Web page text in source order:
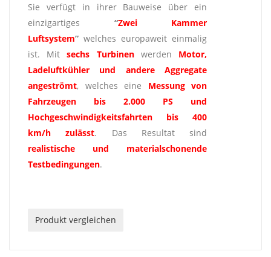
Sie verfügt in ihrer Bauweise über ein
einzigartiges “Zwei Kammer
Luftsystem” welches europaweit einmalig
ist. Mitsechs Turbinen werden Motor,
Ladeluftkühler und andere Aggregate
angeströmt, welches eine Messung von
Fahrzeugen bis 2.000 PS und
Hochgeschwindigkeitsfahrten bis 400
km/hzulässt. Das Resultat sind
realistische und materialschonende
Testbedingungen.
Produkt vergleichen